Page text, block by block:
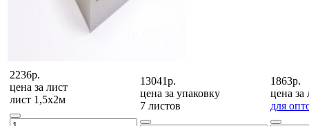
2236р.
цена за лист
лист 1,5х2м
13041р.
цена за упаковку
7 листов
1863р.
цена за
для